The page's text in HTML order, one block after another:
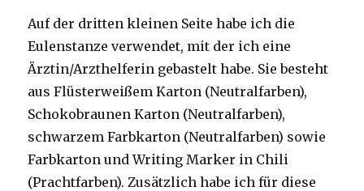
Auf der dritten kleinen Seite habe ich die
Eulenstanze verwendet, mit der ich eine
Ärztin/Arzthelferin gebastelt habe. Sie besteht
aus Flüsterweißem Karton (Neutralfarben),
Schokobraunen Karton (Neutralfarben),
schwarzem Farbkarton (Neutralfarben) sowie
Farbkarton und Writing Marker in Chili
(Prachtfarben). Zusätzlich habe ich für diese